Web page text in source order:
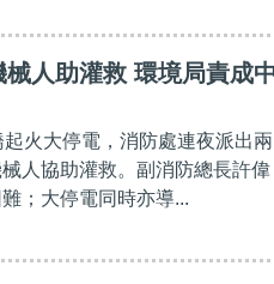
械人助灌救 環境局責成
火大停電，消防處連夜派出兩
人協助灌救。副消防總長許偉
；大停電同時亦導...